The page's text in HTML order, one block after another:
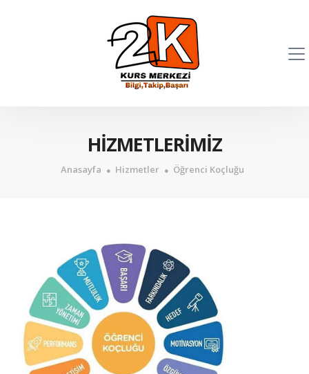
HİZMETLERİMİZ
Anasayfa Hizmetler Öğrenci Koçluğu